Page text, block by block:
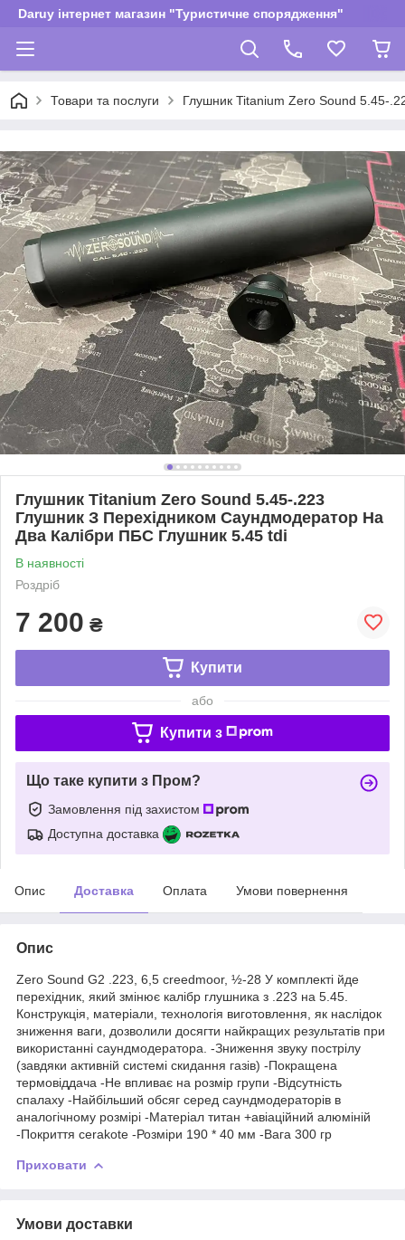
Daruy інтернет магазин "Туристичне спорядження"
Товари та послуги Глушник Titanium Zero Sound 5.45-
Глушник Titanium Zero Sound 5.45-.223
Глушник З Перехідником Саундмодератор На
Два Калібри ПБС Глушник 5.45 tdi
В наявності
Роздріб
7 200 ₴
Купити
або
Купити з
Що таке купити з Пром?
Замовлення під захистом
Доступна доставка
Опис Доставка Оплата Умови повернення
Опис
Zero Sound G2 .223, 6,5 creedmoor, ½-28 У комплекті йде
перехідник, який змінює калібр глушника з .223 на 5.45.
Конструкція, матеріали, технологія виготовлення, як наслідок
зниження ваги, дозволили досягти найкращих результатів при
використанні саундмодератора. -Зниження звуку пострілу
(завдяки активній системі скидання газів) -Покращена
термовіддача -Не впливає на розмір групи -Відсутність
спалаху -Найбільший обсяг серед саундмодераторів в
аналогічному розмірі -Матеріал титан +авіаційний алюміній
-Покриття cerakote -Розміри 190 * 40 мм -Вага 300 гр
Приховати
Умови доставки